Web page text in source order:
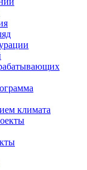
климата